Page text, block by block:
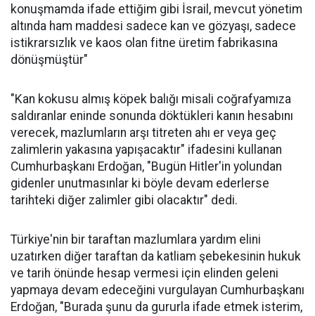
konuşmamda ifade ettiğim gibi İsrail, mevcut yönetim
altında ham maddesi sadece kan ve gözyaşı, sadece
istikrarsızlık ve kaos olan fitne üretim fabrikasına
dönüşmüştür"
"Kan kokusu almış köpek balığı misali coğrafyamıza
saldıranlar eninde sonunda döktükleri kanın hesabını
verecek, mazlumların arşı titreten ahı er veya geç
zalimlerin yakasına yapışacaktır" ifadesini kullanan
Cumhurbaşkanı Erdoğan, "Bugün Hitler'in yolundan
gidenler unutmasınlar ki böyle devam ederlerse
tarihteki diğer zalimler gibi olacaktır" dedi.
Türkiye'nin bir taraftan mazlumlara yardım elini
uzatırken diğer taraftan da katliam şebekesinin hukuk
ve tarih önünde hesap vermesi için elinden geleni
yapmaya devam edeceğini vurgulayan Cumhurbaşkanı
Erdoğan, "Burada şunu da gururla ifade etmek isterim,